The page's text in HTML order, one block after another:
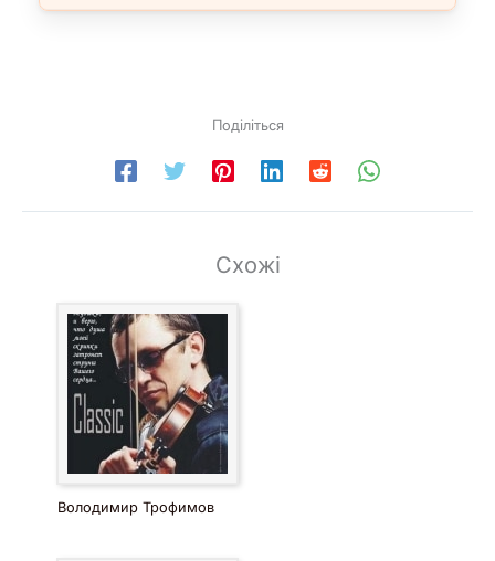
Поділіться
Схожі
Володимир Трофимов